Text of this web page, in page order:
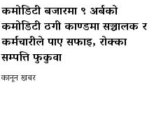
कमोडिटी बजारमा ९ अर्बको
कमोडिटी ठगी काण्डमा सञ्चालक र
कर्मचारीले पाए सफाइ, रोक्का
सम्पत्ति फुकुवा
कानून खबर